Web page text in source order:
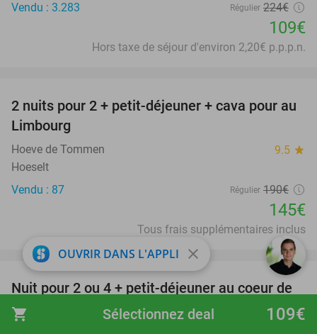
shopping_cart 109€
Sélectionnez deal
Vendu : 3.283
Régulier 224€
109€
Hors taxe de séjour d'environ 2,20€ p.p.p.n.
24%
2 nuits pour 2 + petit-déjeuner + cava pour au
Limbourg
Hoeve de Tommen 9.5 star
Hoeselt
Vendu : 87
Régulier 190€
145€
Tous frais supplémentaires inclus
26%
favorite_border
Nuit pour 2 ou 4 + petit-déjeuner au coeur de
Maastricht
OUVRIR DANS L'APPLI close